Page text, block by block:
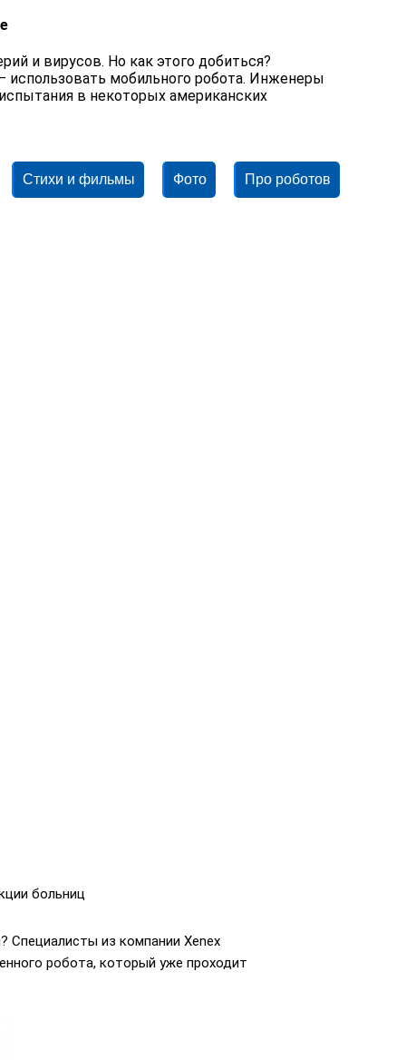
и вирусов. Но как этого добиться?
использовать мобильного робота. Инженеры
в некоторых американских
Стихи и фильмы Фото Про роботов
больниц
Специалисты из компании Xenex
робота, который уже проходит